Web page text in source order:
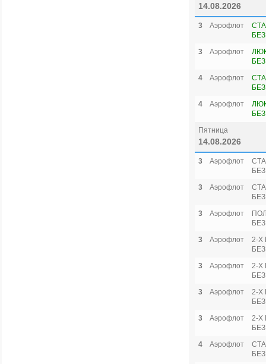
14.08.2026
3 Аэрофлот
3
Аэрофлот
4
Аэрофлот
4
Аэрофлот
Пятница
14.08.2026
3 Аэрофлот
3
Аэрофлот
3
Аэрофлот
3
Аэрофлот
2-Х
3
Аэрофлот
2-Х
3
Аэрофлот
2-Х
3
Аэрофлот
2-Х
4
Аэрофлот